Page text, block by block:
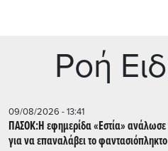
Ρoή
09/08/2026 - 13:41
ΠΑΣΟΚ:Η εφημερίδα «Εστία» ανάλωσε
για να επαναλάβει το